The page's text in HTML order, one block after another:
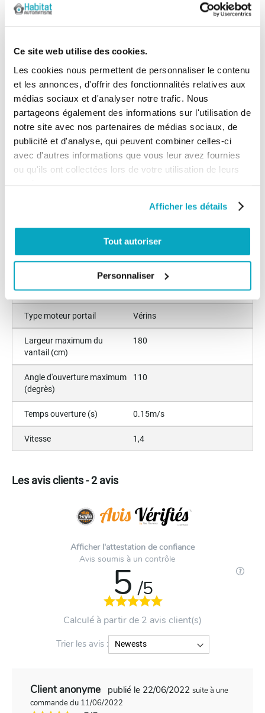
Ce site web utilise des cookies.
Les cookies nous permettent de personnaliser le contenu
et les annonces, d'offrir des fonctionnalités relatives aux
médias sociaux et d'analyser notre trafic. Nous
partageons également des informations sur l'utilisation de
notre site avec nos partenaires de médias sociaux, de
publicité et d'analyse, qui peuvent combiner celles-ci
avec d'autres informations que vous leur avez fournies
ou qu'ils ont collectées lors de votre utilisation de leurs
Afficher les détails
Tout autoriser
Personnaliser
Cycle / jour 30%
Couple (Nm)
Ouverture partielle Oui
Batterie de secours Non
Option déverrouillage
Non
Angle d'ouverture maximum
(degrès)
91-110
Largeur maximum du
vantail (cm)
151-220
Type moteur portail Vérins
Largeur maximum du
vantail (cm)
180
Angle d'ouverture maximum
(degrès)
110
Temps ouverture (s) 0.15m/s
Vitesse 1,4
Les avis clients - 2 avis
Afficher l'attestation de confiance
Avis soumis à un contrôle
5/5
Calculé à partir de 2 avis client(s)
Trier les avis :
Client anonyme publié le 22/06/2022 suite à une
commande du 11/06/2022